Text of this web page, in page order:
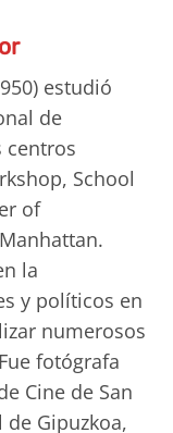
estudió
de
centros
School
of
la
y políticos en
numerosos
fotógrafa
Cine de San
Gipuzkoa,